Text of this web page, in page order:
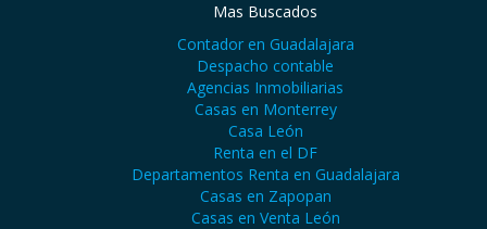
Mas Buscados
Contador en Guadalajara
Despacho contable
Agencias Inmobiliarias
Casas en Monterrey
Casa León
Renta en el DF
Departamentos Renta en Guadalajara
Casas en Zapopan
Casas en Venta León